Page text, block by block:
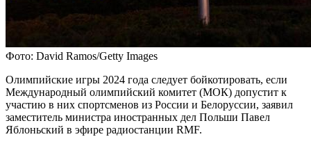
Фото: David Ramos/Getty Images
Олимпийские игры 2024 года следует бойкотировать, если
Международный олимпийский комитет (МОК) допустит к
участию в них спортсменов из России и Белоруссии, заявил
заместитель министра иностранных дел Польши Павел
Яблоньский в эфире радиостанции RMF.